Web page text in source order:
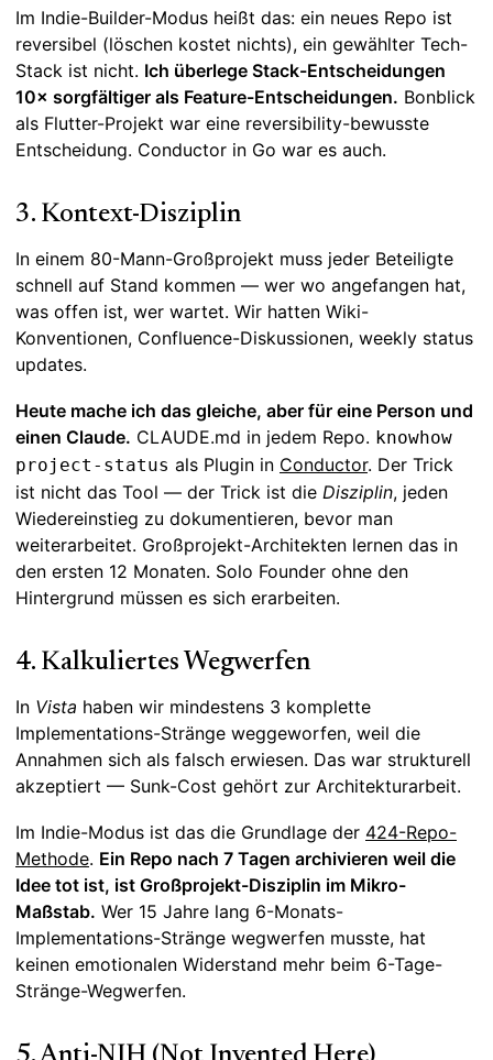
Im Indie-Builder-Modus heißt das: ein neues Repo ist
reversibel (löschen kostet nichts), ein gewählter Tech-
Stack ist nicht. Ich überlege Stack-Entscheidungen
10× sorgfältiger als Feature-Entscheidungen. Bonblick
als Flutter-Projekt war eine reversibility-bewusste
Entscheidung. Conductor in Go war es auch.
3. Kontext-Disziplin
In einem 80-Mann-Großprojekt muss jeder Beteiligte
schnell auf Stand kommen — wer wo angefangen hat,
was offen ist, wer wartet. Wir hatten Wiki-
Konventionen, Confluence-Diskussionen, weekly status
updates.
Heute mache ich das gleiche, aber für eine Person und
einen Claude. CLAUDE.md in jedem Repo. knowhow
project-status als Plugin in Conductor. Der Trick
ist nicht das Tool — der Trick ist die Disziplin, jeden
Wiedereinstieg zu dokumentieren, bevor man
weiterarbeitet. Großprojekt-Architekten lernen das in
den ersten 12 Monaten. Solo Founder ohne den
Hintergrund müssen es sich erarbeiten.
4. Kalkuliertes Wegwerfen
In Vista haben wir mindestens 3 komplette
Implementations-Stränge weggeworfen, weil die
Annahmen sich als falsch erwiesen. Das war strukturell
akzeptiert — Sunk-Cost gehört zur Architekturarbeit.
Im Indie-Modus ist das die Grundlage der 424-Repo-
Methode. Ein Repo nach 7 Tagen archivieren weil die
Idee tot ist, ist Großprojekt-Disziplin im Mikro-
Maßstab. Wer 15 Jahre lang 6-Monats-
Implementations-Stränge wegwerfen musste, hat
keinen emotionalen Widerstand mehr beim 6-Tage-
Stränge-Wegwerfen.